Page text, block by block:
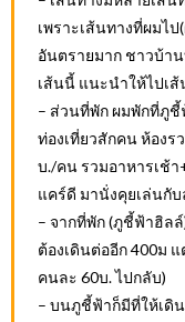
เพราะเส้นทางที่ผมไ
อันตรายมาก ชาวบ้า
เส้นนี้ แนะนำให้ไปเส้
– ส่วนที่พัก ผมพักที่ภูชี้
ท่องเที่ยวสักคน ห้องร
บ./คน รวมอาหารเช้า
แคร์ดี มานั่งคุยเล่นกั
– จากที่พัก (ภูชี้ฟ้าฮิล
ต้องเดินต่ออีก 400ม
คนละ 60บ. ไปกลับ)
– บนภูชี้ฟ้าก็มีที่ให้เดิ